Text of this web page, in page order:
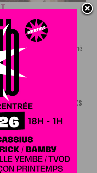
à la JDA Basket,
est dijonnais
la JDA n’est pas encore terminé.
ses nouveaux maillots
2027
ses nouveaux maillots
2....